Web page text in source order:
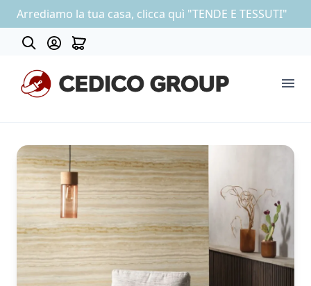
Arrediamo la tua casa, clicca quì "TENDE E TESSUTI"
COLLEZIONE CARTA DA PARATI
OUTLET